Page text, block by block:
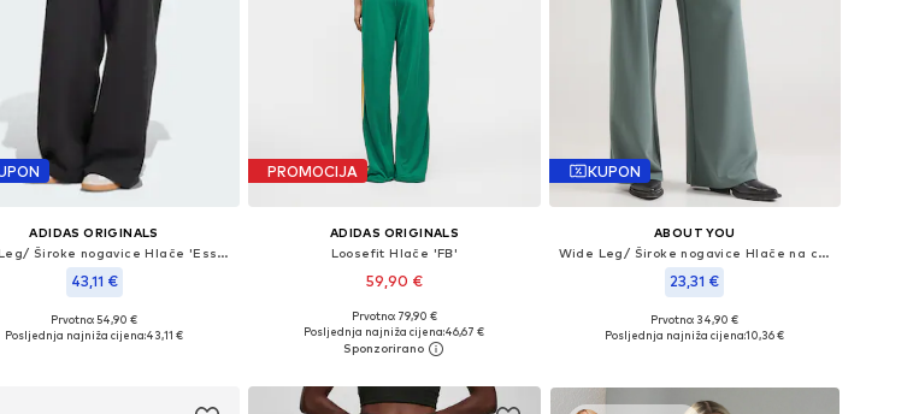
ADIDAS ORIGINALS
Wide Leg/ Široke nogavice Hlače 'Essentials'
43,11 €
Prvotno: 54,90 €
Posljednja najniža cijena:43,11 €
PROMOCIJA
ADIDAS ORIGINALS
Loosefit Hlače 'FB'
59,90 €
Dostupne veličine: 34, 36, 38, 40, 42
Dodaj u košaricu
Prvotno: 79,90 €
Posljednja najniža cijena:46,67 €
KUPON
ABOUT YOU
Wide Leg/ Široke nogavice Hlače na crtu 'Jessa'
23,31 €
Dostupne veličine: 34, 36, 38, 40, 42, 44
Prvotno: 34,90 €
Posljednja najniža cijena:10,36 €